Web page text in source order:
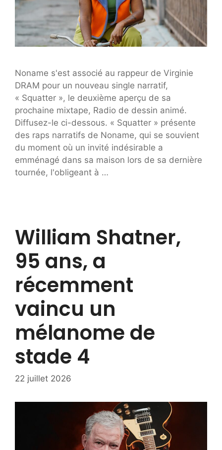
Noname s'est associé au rappeur de Virginie
DRAM pour un nouveau single narratif,
« Squatter », le deuxième aperçu de sa
prochaine mixtape, Radio de dessin animé.
Diffusez-le ci-dessous. « Squatter » présente
des raps narratifs de Noname, qui se souvient
du moment où un invité indésirable a
emménagé dans sa maison lors de sa dernière
tournée, l'obligeant à …
William Shatner,
95 ans, a
récemment
vaincu un
mélanome de
stade 4
22 juillet 2026